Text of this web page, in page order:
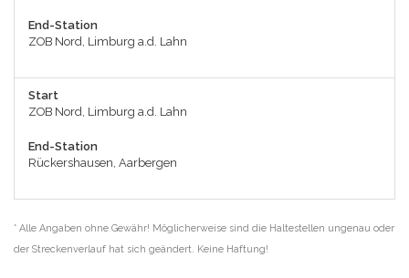
End-Station
ZOB Nord, Limburg a.d. Lahn
Start
ZOB Nord, Limburg a.d. Lahn
End-Station
Rückershausen, Aarbergen
* Alle Angaben ohne Gewähr! Möglicherweise sind die Haltestellen ungenau oder
der Streckenverlauf hat sich geändert. Keine Haftung!